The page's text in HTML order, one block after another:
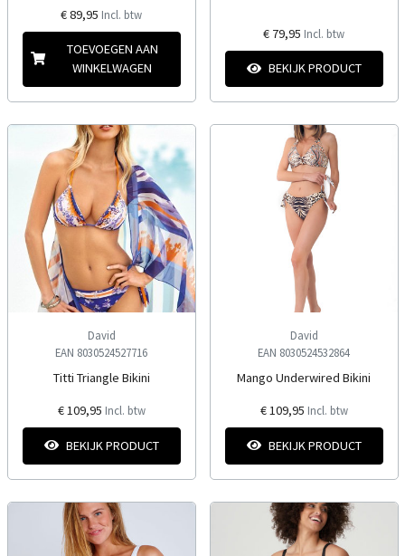
€ 89,95 Incl. btw
TOEVOEGEN AAN
WINKELWAGEN
€ 79,95 Incl. btw
BEKIJK PRODUCT
David
EAN 8030524527716
Titti Triangle Bikini
€ 109,95 Incl. btw
BEKIJK PRODUCT
David
EAN 8030524532864
Mango Underwired Bikini
€ 109,95 Incl. btw
BEKIJK PRODUCT